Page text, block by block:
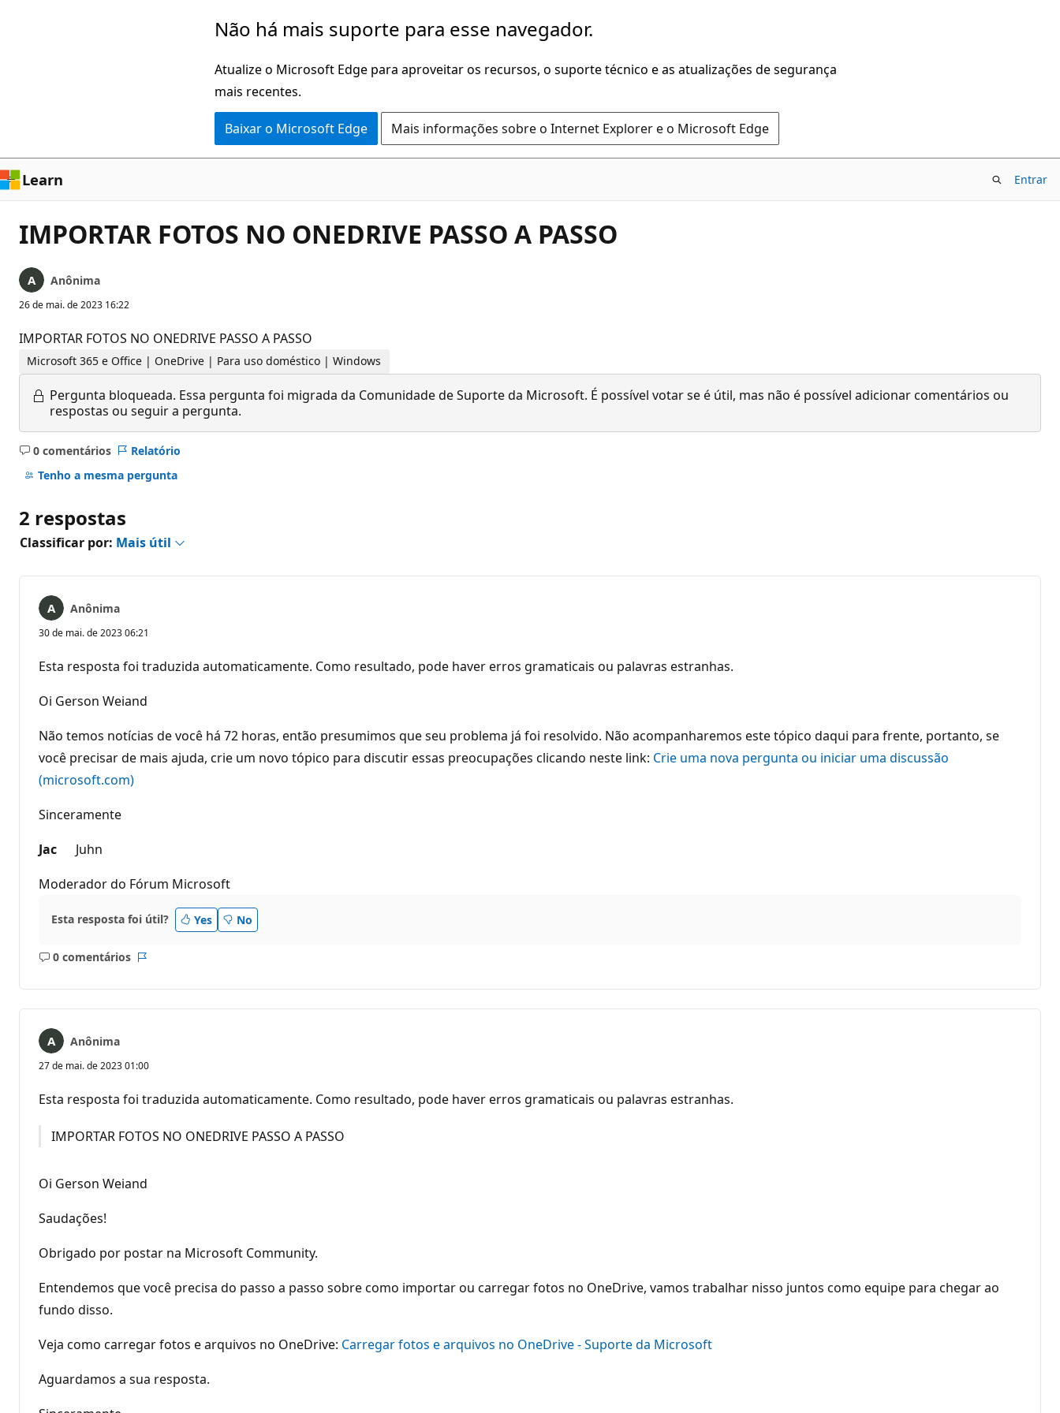
Não há mais suporte para esse navegador.
Atualize o Microsoft Edge para aproveitar os recursos, o suporte técnico e as atualizações de segurança
mais recentes.
Baixar o Microsoft Edge Mais informações sobre o Internet Explorer e o Microsoft Edge
Learn Entrar
IMPORTAR FOTOS NO ONEDRIVE PASSO A PASSO
Anônima
26 de mai. de 2023 16:22
IMPORTAR FOTOS NO ONEDRIVE PASSO A PASSO
Microsoft 365 e Office | OneDrive | Para uso doméstico | Windows
Pergunta bloqueada. Essa pergunta foi migrada da Comunidade de Suporte da Microsoft. É possível votar se é útil, mas não é possível adicionar comentários ou
respostas ou seguir a pergunta.
0 comentários
Sem
comentários
Relatório
Tenho a mesma pergunta
2 respostas
Classificar por: Mais útil
Anônima
30 de mai. de 2023 06:21
Esta resposta foi traduzida automaticamente. Como resultado, pode haver erros gramaticais ou palavras estranhas.
Oi Gerson Weiand
Não temos notícias de você há 72 horas, então presumimos que seu problema já foi resolvido. Não acompanharemos este tópico daqui para frente, portanto, se
você precisar de mais ajuda, crie um novo tópico para discutir essas preocupações clicando neste link: Crie uma nova pergunta ou iniciar uma discussão
(microsoft.com)
Sinceramente
Jac Juhn
Moderador do Fórum Microsoft
Esta resposta foi útil? Yes No
0 comentários
Sem
Anônima
27 de mai. de 2023 01:00
Esta resposta foi traduzida automaticamente. Como resultado, pode haver erros gramaticais ou palavras estranhas.
IMPORTAR FOTOS NO ONEDRIVE PASSO A PASSO
Oi Gerson Weiand
Saudações!
Obrigado por postar na Microsoft Community.
Entendemos que você precisa do passo a passo sobre como importar ou carregar fotos no OneDrive, vamos trabalhar nisso juntos como equipe para chegar ao
fundo disso.
Veja como carregar fotos e arquivos no OneDrive: Carregar fotos e arquivos no OneDrive - Suporte da Microsoft
Aguardamos a sua resposta.